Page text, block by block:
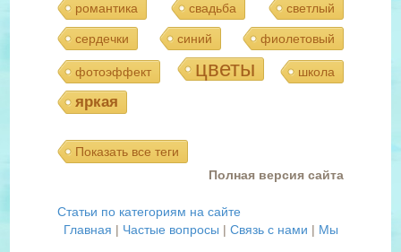
романтика свадьба светлый
сердечки синий фиолетовый
фотоэффект цветы школа
яркая
Показать все теги
Полная версия сайта
Статьи по категориям на сайте
Главная | Частые вопросы | Связь с нами | Мы